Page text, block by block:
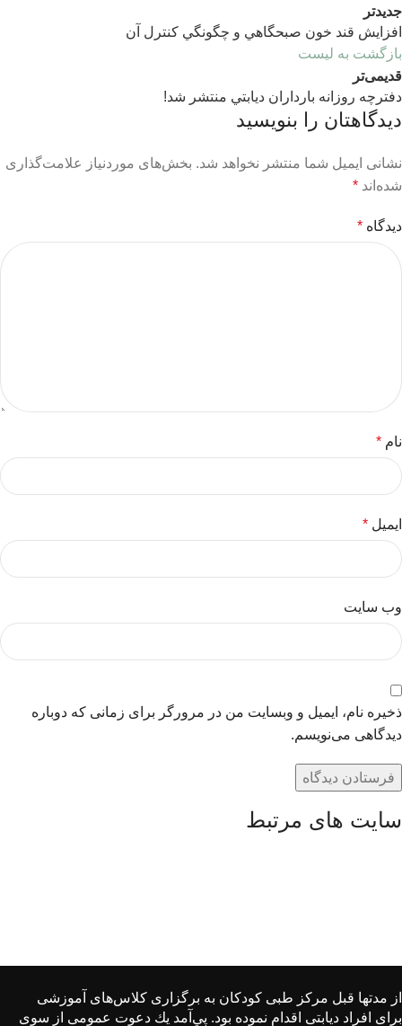
جدیدتر
افزايش قند خون صبحگاهي و چگونگي كنترل آن
بازگشت به لیست
قدیمی‌تر
دفترچه روزانه بارداران ديابتي منتشر شد!
دیدگاهتان را بنویسید
نشانی ایمیل شما منتشر نخواهد شد. بخش‌های موردنیاز علامت‌گذاری
شده‌اند *
دیدگاه *
نام *
ایمیل *
وب‌ سایت
ذخیره نام، ایمیل و وبسایت من در مرورگر برای زمانی که دوباره
دیدگاهی می‌نویسم.
سایت های مرتبط
از مدتها قبل مركز طبی كودكان به برگزاری كلاس‌های آموزشی
برای افراد دیابتی اقدام نموده بود. پي‌آمد یك دعوت عمومی از سوی